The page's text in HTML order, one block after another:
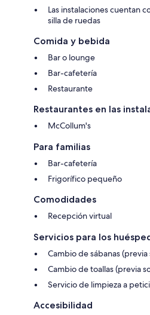
Las instalaciones cuentan
silla de ruedas
Comida y bebida
Bar o lounge
Bar-cafetería
Restaurante
Restaurantes en las
McCollum's
Para familias
Bar-cafetería
Frigorífico pequeño
Comodidades
Recepción virtual
Servicios para los
Cambio de sábanas
Cambio de toallas (previa
Servicio de limpieza a
Accesibilidad